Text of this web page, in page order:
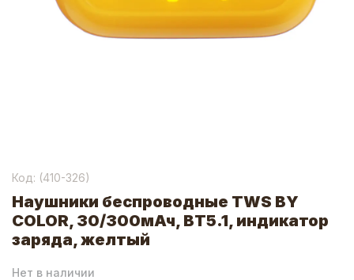
Код: (410-326)
Наушники беспроводные TWS BY
COLOR, 30/300мАч, BТ5.1, индикатор
заряда, желтый
Нет в наличии